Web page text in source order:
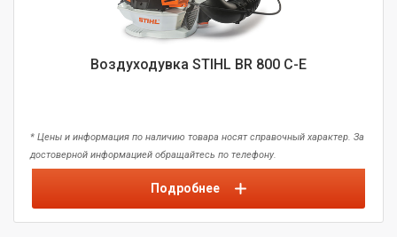
Воздуходувка STIHL BR 800 C-E
* Цены и информация по наличию товара носят справочный характер. За
достоверной информацией обращайтесь по телефону.
Подробнее